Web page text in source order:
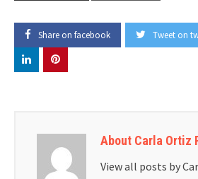
Share on facebook Tweet on
About Carla Ortiz
View all posts by